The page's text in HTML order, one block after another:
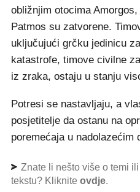
obližnjim otocima
Patmos su zatvorene.
uključujući grčku jedinicu
katastrofe, timove civilne
iz zraka, ostaju u stanju
Potresi se nastavljaju, a
posjetitelje da ostanu na
poremećaja u nadolazećim
Znate li nešto više o temi
tekstu? Kliknite ovdje.